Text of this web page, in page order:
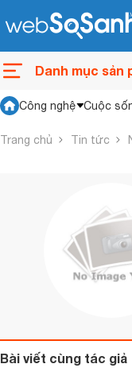
Danh mục sản
Công nghệ Cuộc
Trang chủ Tin tức
Bài viết cùng tác giả